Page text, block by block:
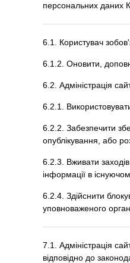
персональних даних
6.1. Користувач
6.1.2. Оновити,
6.2. Адміністрація
6.2.1.
6.2.2. Забезпечити
опублікування, або
6.2.3. Вживати
інформації в
6.2.4. Здійснити
уповноваженого
7.1. Адміністрація
відповідно до